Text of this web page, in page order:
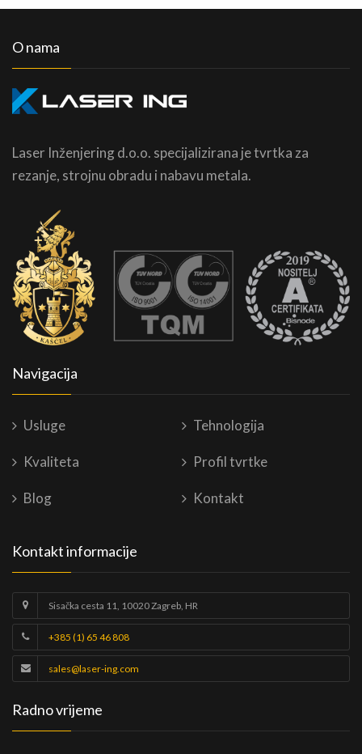
O nama
Laser Inženjering d.o.o. specijalizirana je tvrtka za
rezanje, strojnu obradu i nabavu metala.
Navigacija
Usluge Tehnologija
Kvaliteta Profil tvrtke
Blog Kontakt
Kontakt informacije
Sisačka cesta 11, 10020 Zagreb, HR
+385 (1) 65 46 808
sales@laser-ing.com
Radno vrijeme